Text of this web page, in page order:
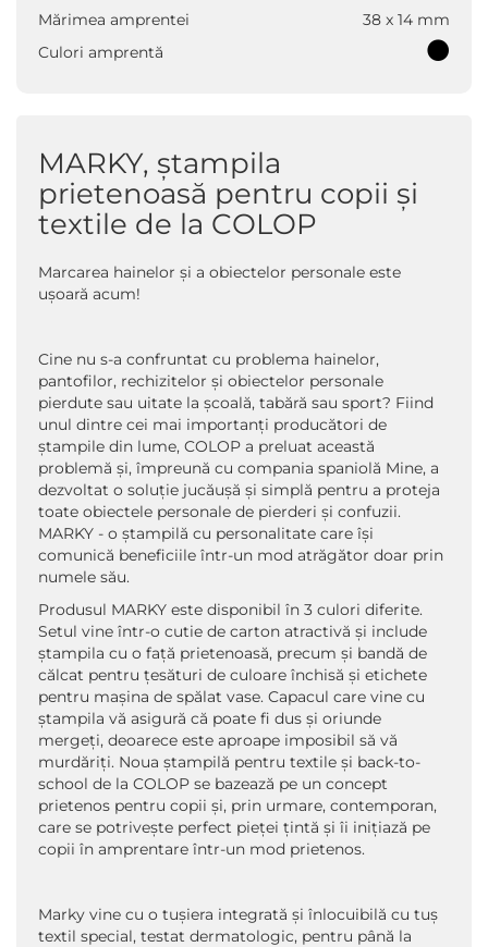
Mărimea amprentei
38 x 14 mm
Culori amprentă
MARKY, ștampila
prietenoasă pentru copii și
textile de la COLOP
Marcarea hainelor și a obiectelor personale este
ușoară acum!
Cine nu s-a confruntat cu problema hainelor,
pantofilor, rechizitelor și obiectelor personale
pierdute sau uitate la școală, tabără sau sport? Fiind
unul dintre cei mai importanți producători de
ștampile din lume, COLOP a preluat această
problemă și, împreună cu compania spaniolă Mine, a
dezvoltat o soluție jucăușă și simplă pentru a proteja
toate obiectele personale de pierderi și confuzii.
MARKY - o ștampilă cu personalitate care își
comunică beneficiile într-un mod atrăgător doar prin
numele său.
Produsul MARKY este disponibil în 3 culori diferite.
Setul vine într-o cutie de carton atractivă și include
ștampila cu o față prietenoasă, precum și bandă de
călcat pentru țesături de culoare închisă și etichete
pentru mașina de spălat vase. Capacul care vine cu
ștampila vă asigură că poate fi dus și oriunde
mergeți, deoarece este aproape imposibil să vă
murdăriți. Noua ștampilă pentru textile și back-to-
school de la COLOP se bazează pe un concept
prietenos pentru copii și, prin urmare, contemporan,
care se potrivește perfect pieței țintă și îi inițiază pe
copii în amprentare într-un mod prietenos.
Marky vine cu o tușiera integrată și înlocuibilă cu tuș
textil special, testat dermatologic, pentru până la